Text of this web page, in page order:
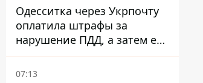
Одесситка через Укрпочту
оплатила штрафы за
нарушение ПДД, а затем ее
счета заблокировали - в
чем причина и что решил
07:13